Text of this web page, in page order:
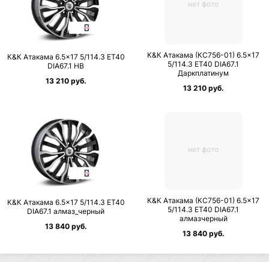
К&К Атакама 6.5×17 5/114.3 ET40
DIA67.1 HB
13 210 руб.
нет фото
К&К Атакама (КС756-01) 6.5×17
5/114.3 ET40 DIA67.1
Даркплатинум
13 210 руб.
К&К Атакама 6.5×17 5/114.3 ET40
DIA67.1 алмаз_черный
13 840 руб.
нет фото
К&К Атакама (КС756-01) 6.5×17
5/114.3 ET40 DIA67.1
алмазчерный
13 840 руб.